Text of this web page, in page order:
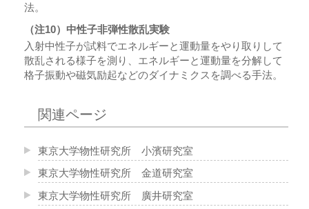
法。
（注10）中性子非弾性散乱実験
入射中性子が試料でエネルギーと運動量をやり取りして
散乱される様子を測り、エネルギーと運動量を分解して
格子振動や磁気励起などのダイナミクスを調べる手法。
関連ページ
東京大学物性研究所 小濱研究室
東京大学物性研究所 金道研究室
東京大学物性研究所 廣井研究室